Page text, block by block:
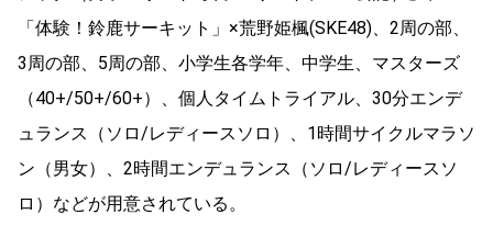
「体験！鈴鹿サーキット」×荒野姫楓(SKE48)、2周の部、
3周の部、5周の部、小学生各学年、中学生、マスターズ
（40+/50+/60+）、個人タイムトライアル、30分エンデ
ュランス（ソロ/レディースソロ）、1時間サイクルマラソ
ン（男女）、2時間エンデュランス（ソロ/レディースソ
ロ）などが用意されている。